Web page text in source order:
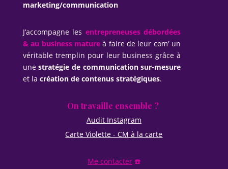
marketing/communication
J’accompagne les entrepreneuses débordées
& au business matureà faire de leur com' un
véritable tremplin pour leur business grâce à
unestratégie de communication sur-mesure
et la création de contenus stratégiques.
On travaille ensemble ?
Audit Instagram
Carte Violette - CM à la carte
Me contacter☎️